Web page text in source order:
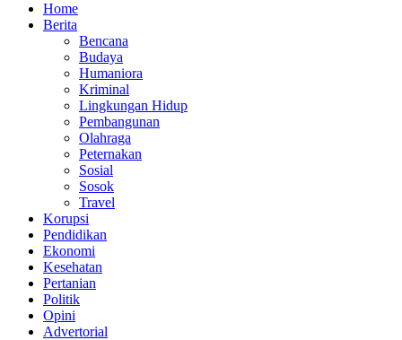
Home
Berita
Bencana
Budaya
Humaniora
Kriminal
Lingkungan Hidup
Pembangunan
Olahraga
Peternakan
Sosial
Sosok
Travel
Korupsi
Pendidikan
Ekonomi
Kesehatan
Pertanian
Politik
Opini
Advertorial